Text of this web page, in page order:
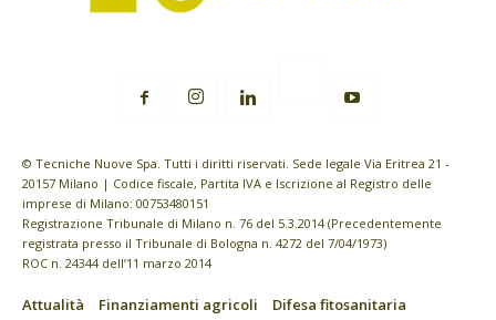
© Tecniche Nuove Spa. Tutti i diritti riservati. Sede legale Via Eritrea 21 -
20157 Milano | Codice fiscale, Partita IVA e Iscrizione al Registro delle
imprese di Milano: 00753480151
Registrazione Tribunale di Milano n. 76 del 5.3.2014 (Precedentemente
registrata presso il Tribunale di Bologna n. 4272 del 7/04/1973)
ROC n. 24344 dell’11 marzo 2014
Attualità Finanziamenti agricoli
Difesa fitosanitaria